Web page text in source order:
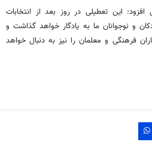
افزود: این تعطیلی در روز بعد از انتخابات
و نوجوانان ما به یادگار خواهد گذاشت و
فرهنگی و معلمان را نیز به دنبال خواهد